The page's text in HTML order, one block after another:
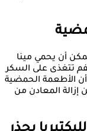
أن يحمي مينا
تتغذى على السكر
الأطعمة الحمضية
المعادن من